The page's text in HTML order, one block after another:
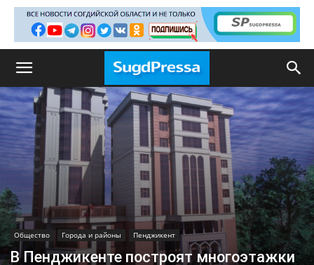
Общество Города и районы Пенджикент
В Пенджикенте построят многоэтажки